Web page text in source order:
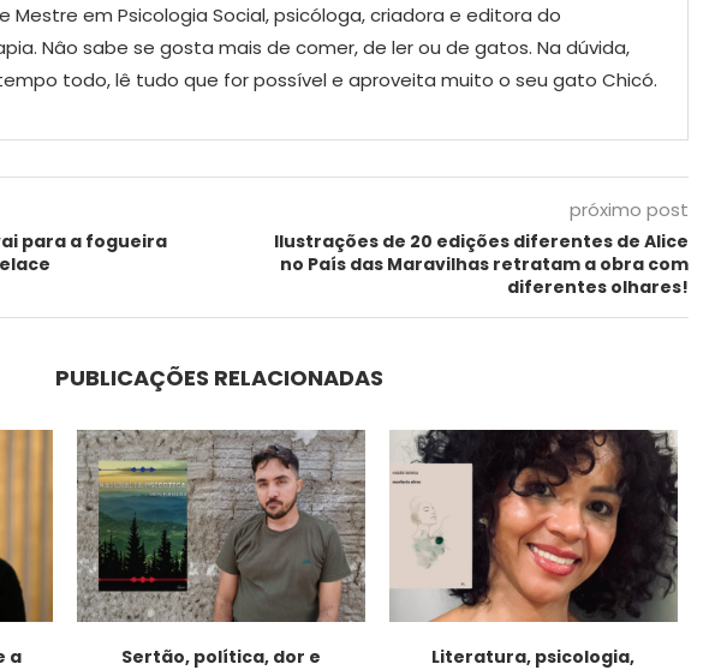
Mestre em Psicologia Social, psicóloga, criadora e editora do
Nâo sabe se gosta mais de comer, de ler ou de gatos. Na dúvida,
todo, lê tudo que for possível e aproveita muito o seu gato Chicó.
para a fogueira
próximo post
Ilustrações de 20 edições diferentes de Alice
no País das Maravilhas retratam a obra com
diferentes olhares!
PUBLICAÇÕES RELACIONADAS
a
Sertão, política, dor e
Literatura, psicologia,